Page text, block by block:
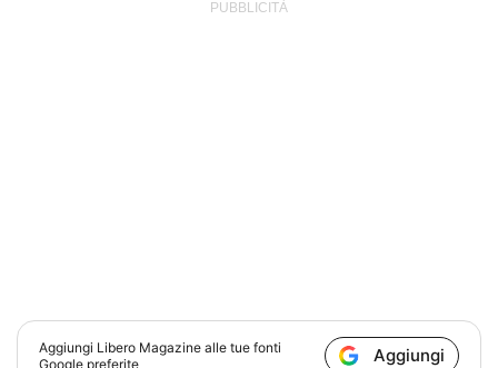
Aggiungi Libero Magazine alle tue fonti
Google preferite
Aggiungi